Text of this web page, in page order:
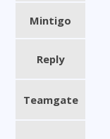
Mintigo
Reply
Teamgate